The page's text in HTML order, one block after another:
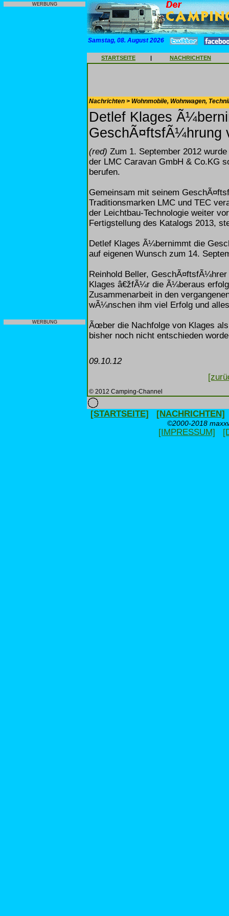
WERBUNG
WERBUNG
Samstag, 08. August 2026
STARTSEITE | NACHRICHTEN
Nachrichten > Wohnmobile, Wohnwagen,
Detlef Klages
GeschÃ¤ftsfÃ¼hrung
(red) Zum 1. September 2012
der LMC Caravan GmbH & Co.KG
berufen.
Gemeinsam mit seinem
Traditionsmarken LMC und TEC
der Leichtbau-Technologie weiter
Fertigstellung des Katalogs 2013,
Detlef Klages Ã¼bernimmt die
auf eigenen Wunsch zum 14.
Reinhold Beller,
Klages â€žfÃ¼r die Ã¼beraus
Zusammenarbeit in den
wÃ¼nschen ihm viel Erfolg und
Ãœber die Nachfolge von Klages
bisher noch nicht entschieden
09.10.12
© 2012 Camping-Channel
[STARTSEITE] [NACHRICHTEN]
©2000-2018
[IMPRESSUM]